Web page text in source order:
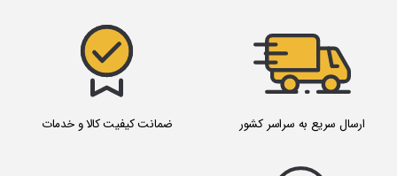
ضمانت کیفیت کالا و خدمات ارسال سریع به سراسر کشور